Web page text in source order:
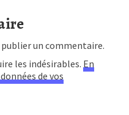
un commentaire.
les indésirables. En
de vos